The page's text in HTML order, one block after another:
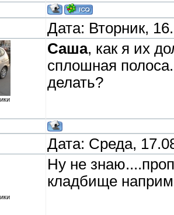
Дата: Вторник,
Саша, как я их
сплошная
делать?
Дата: Среда,
Ну не
кладбище